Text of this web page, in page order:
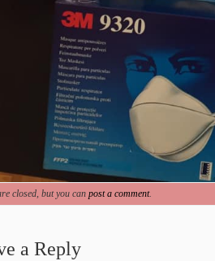
closed, but you can post a comment.
a Reply